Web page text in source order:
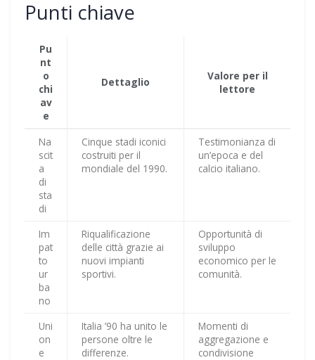
Punti chiave
Pu
nt
o
chi
av
e
Dettaglio
Valore per il
lettore
Na
scit
a
di
sta
di
Cinque stadi iconici
costruiti per il
mondiale del 1990.
Testimonianza di
un’epoca e del
calcio italiano.
Im
pat
to
ur
ba
no
Riqualificazione
delle città grazie ai
nuovi impianti
sportivi.
Opportunità di
sviluppo
economico per le
comunità.
Uni
on
e
Italia ’90 ha unito le
persone oltre le
differenze.
Momenti di
aggregazione e
condivisione